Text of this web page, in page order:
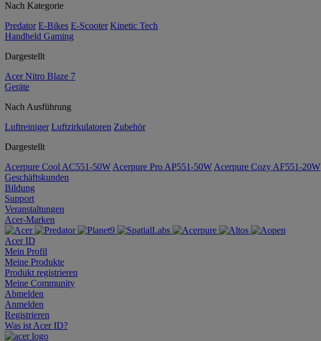
Nach Kategorie
Predator E-Bikes E-Scooter Kinetic Tech
Handheld Gaming
Dargestellt
Acer Nitro Blaze 7
Geräte
Nach Ausführung
Luftreiniger Luftzirkulatoren Zubehör
Dargestellt
Acerpure Cool AC551-50W Acerpure Pro AP551-50W Acerpure Cozy AF551-20W
Geschäftskunden
Bildung
Support
Veranstaltungen
Acer-Marken
Acer ID
Mein Profil
Meine Produkte
Produkt registrieren
Meine Community
Abmelden
Anmelden
Registrieren
Was ist Acer ID?